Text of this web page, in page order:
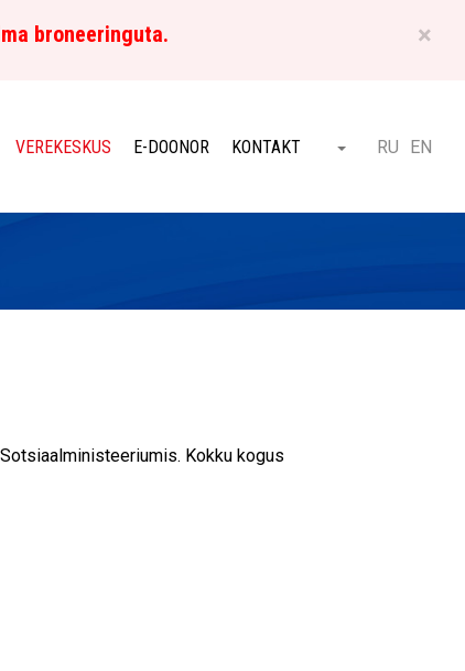
×
broneeringuta.
VEREKESKUS E-DOONOR KONTAKT Otsi ET
RU EN
Kokku kogus